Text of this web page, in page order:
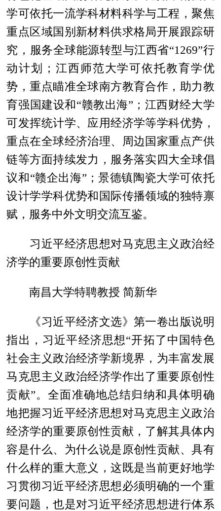
学可依托一流学科材料科学与工程，聚焦
重点区域国别新材料供求格局开展跟踪研
究，服务全球能源转型与江西省“1269”行
动计划；江西师范大学可依托教育学优
势，重点瞄准全球南方教育合作，助力教
育强国建设和“赣教出海”；江西财经大学
可发挥统计学、应用经济学等学科优势，
重点在全球经济治理、周边国家重点产供
链等方面持续发力，服务落实四大全球倡
议和“赣企出海”；景德镇陶瓷大学可依托
设计学学科优势和国际传播领域的独特禀
赋，服务中外文明交流互鉴。
习近平经济思想对马克思主义政治经
济学的重要原创性贡献
南昌大学特聘教授 简新华
《习近平经济文选》第一卷出版说明
指出，习近平经济思想“开拓了中国特色
社会主义政治经济学新境界，为丰富发展
马克思主义政治经济学作出了重要原创性
贡献”。全面准确地总结归纳和具体明确
地把握习近平经济思想对马克思主义政治
经济学的重要原创性贡献，了解其具体内
容是什么、为什么说是原创性贡献、具有
什么样的重大意义，这既是当前更好地学
习贯彻习近平经济思想必须明确的一个重
要问题，也是对习近平经济思想进行体系